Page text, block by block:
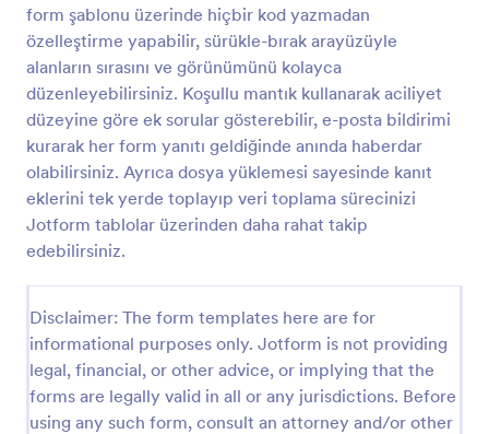
form şablonu üzerinde hiçbir kod yazmadan
özelleştirme yapabilir, sürükle-bırak arayüzüyle
alanların sırasını ve görünümünü kolayca
düzenleyebilirsiniz. Koşullu mantık kullanarak aciliyet
düzeyine göre ek sorular gösterebilir, e-posta bildirimi
kurarak her form yanıtı geldiğinde anında haberdar
olabilirsiniz. Ayrıca dosya yüklemesi sayesinde kanıt
eklerini tek yerde toplayıp veri toplama sürecinizi
Jotform tablolar üzerinden daha rahat takip
edebilirsiniz.
Disclaimer: The form templates here are for
informational purposes only. Jotform is not providing
legal, financial, or other advice, or implying that the
forms are legally valid in all or any jurisdictions. Before
using any such form, consult an attorney and/or other
Şantiye İş İlerleme Raporu Formu
Şantiye İş İlerleme Raporu Formu ile saha
ilerlemesini düzenli raporlayın, ekip ve paydaşlarla
güncel durumu paylaşın ve Jotform üzerinden veri
Go to Category:
İnşaat Formları
Şablon Kullan
Önizleme